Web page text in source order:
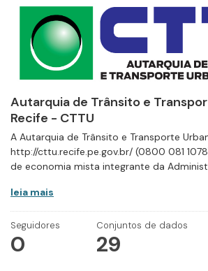
Autarquia de Trânsito e
Recife - CTTU
A Autarquia de Trânsito e Transporte
http://cttu.recife.pe.gov.br/ (0800 081
de economia mista integrante da
leia mais
Seguidores
0
Conjuntos de dados
29